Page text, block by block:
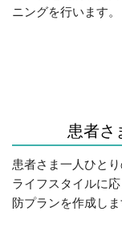
ニングを行います。
患者さ
患者さま一人ひと
ライフスタイルに
防プランを作成しま